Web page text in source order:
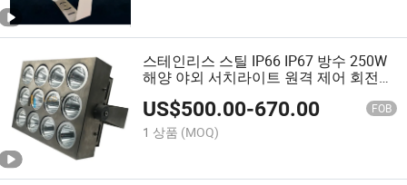
스테인리스 스틸 IP66 IP67 방수 250W
해양 야외 서치라이트 원격 제어 회전
어 서치라이트
US$500.00-670.00 FOB
1 상품 (MOQ)